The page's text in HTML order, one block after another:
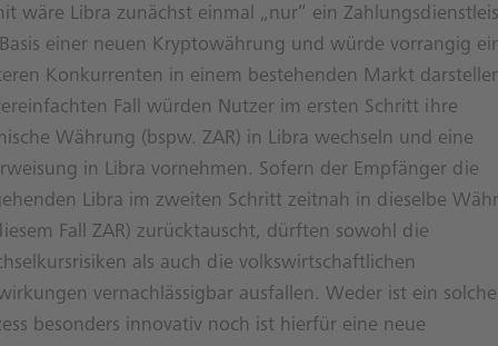
wäre Libra zunächst einmal „nur“ ein
einer neuen Kryptowährung und würde vorrangig
Konkurrenten in einem bestehenden Markt
Fall würden Nutzer im ersten Schritt ihre
Währung (bspw. ZAR) in Libra wechseln und eine
in Libra vornehmen. Sofern der Empfänger die
Libra im zweiten Schritt zeitnah in dieselbe
Fall ZAR) zurücktauscht, dürften sowohl die
als auch die volkswirtschaftlichen
vernachlässigbar ausfallen. Weder ist ein
besonders innovativ noch ist hierfür eine neue